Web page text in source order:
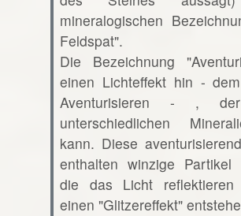
mineralogischen
Feldspat".
Die Bezeichnung
einen Lichteffekt hin -
Aventurisieren - ,
unterschiedlichen
kann. Diese
enthalten winzige Partikel
die das Licht reflektieren
einen "Glitzereffekt"